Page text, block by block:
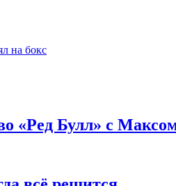
на бокс
«Ред Булл» с